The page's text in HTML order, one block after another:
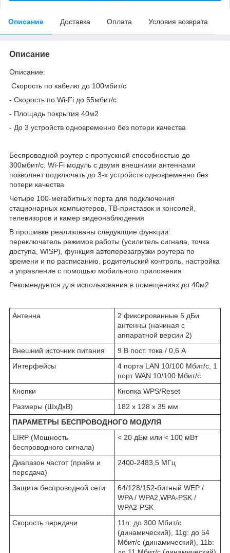
Описание Доставка Оплата Условия возврата
Описание
Описание:
Скорость по кабелю до 100мбит/с
- Скорость по Wi-Fi до 55мбит/с
- Площадь покрытия 40м2
- До 3 устройств одновременно без потери качества
Беспроводной роутер с пропускной способностью до
300мбит/с. Wi-Fi модуль с двумя внешними антеннами
позволяет подключать до 3-х устройств одновременно без
потери качества
Четыре 100-мегабитных порта для подключения
стационарных компьютеров, ТВ-приставок и консолей,
телевизоров и камер видеонаблюдения
В прошивке реализованы следующие функции:
переключатель режимов работы (усилитель сигнала, точка
доступа, WISP), функция автоперезагрузки роутера по
времени и по расписанию, родительский контроль, настройка
и управление с помощью мобильного приложения
Рекомендуется для использования в помещениях до 40м2
Антенна
2 фиксированные 5 дБи
антенны (начиная с
аппаратной версии 2)
Внешний источник питания
9 В пост. тока / 0,6 А
Интерфейсы
4 порта LAN 10/100 Мбит/с, 1
порт WAN 10/100 Мбит/с
Кнопки
Кнопка WPS/Reset
Размеры (ШхДхВ)
182 x 128 x 35 мм
ПАРАМЕТРЫ БЕСПРОВОДНОГО МОДУЛЯ
EIRP (Мощность
беспроводного сигнала)
< 20 дБм или < 100 мВт
Диапазон частот (приём и
передача)
2400-2483,5 МГц
Защита беспроводной сети
64/128/152-битный WEP /
WPA / WPA2,WPA-PSK /
WPA2-PSK
Скороcть передачи
11n: до 300 Мбит/с
(динамический), 11g: до 54
Мбит/с (динамический), 11b: